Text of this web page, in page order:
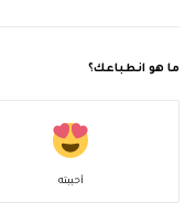
ما هو انطباعك؟
أحببته